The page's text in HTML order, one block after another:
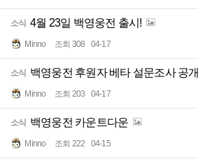
소식 4월 23일 백영웅전 출시!
Minno 조회 308 04-17
소식 백영웅전 후원자 베타 설문조사 공개
Minno 조회 203 04-17
소식 백영웅전 카운트다운
Minno 조회 222 04-15